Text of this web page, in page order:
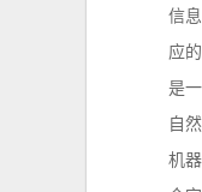
信
应
是
自
机